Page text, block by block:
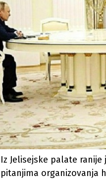
Iz Jelisejske palate
pitanjima organizovanja